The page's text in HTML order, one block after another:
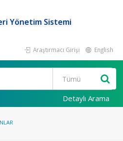
Yönetim Sistemi
Araştırmacı Girişi English
Detaylı Arama